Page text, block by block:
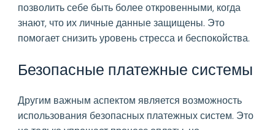
позволить себе быть более откровенными, когда
знают, что их личные данные защищены. Это
помогает снизить уровень стресса и беспокойства.
Безопасные платежные системы
Другим важным аспектом является возможность
использования безопасных платежных систем. Это